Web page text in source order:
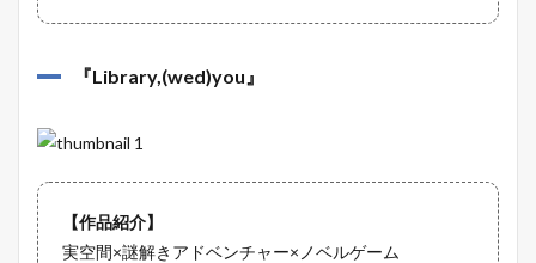
『Library,(wed)you 』
【作品紹介】
実空間×謎解きアドベンチャー×ノベルゲーム